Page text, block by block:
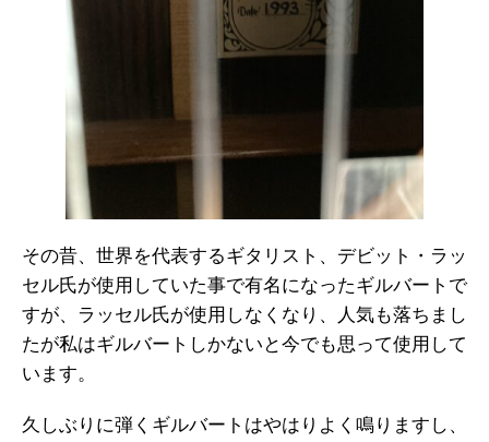
その昔、世界を代表するギタリスト、デビット・ラッ
セル氏が使用していた事で有名になったギルバートで
すが、ラッセル氏が使用しなくなり、人気も落ちまし
たが私はギルバートしかないと今でも思って使用して
います。
久しぶりに弾くギルバートはやはりよく鳴りますし、